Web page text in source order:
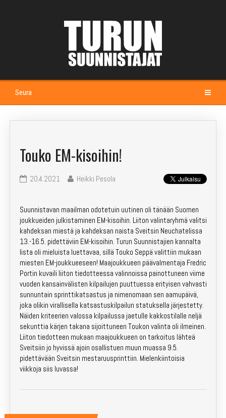
Seura
Etusivu
Seuramaja Alppila
Emit-vuokraus
Kartat
Kotisivuarkisto
Laskutus
Yhteystiedot
Liity jäseneksi!
Touko EM-kisoihin!
20.4.2021 Heikki Pesola
Suunnistavan maailman odotetuin uutinen oli tänään Suomen
joukkueiden julkistaminen EM-kisoihin. Liiton valintaryhmä valitsi
kahdeksan miestä ja kahdeksan naista Sveitsin Neuchatelissa
13.-16.5. pidettäviin EM-kisoihin. Turun Suunnistajien kannalta
lista oli mieluista luettavaa, sillä Touko Seppä valittiin mukaan
miesten EM-joukkueeseen! Maajoukkueen päävalmentaja Fredric
Portin kuvaili liiton tiedotteessa valinnoissa painottuneen viime
vuoden kansainvälisten kilpailujen puuttuessa erityisen vahvasti
sunnuntain sprinttikatsastus ja nimenomaan sen aamupäivä,
joka olikin virallisella katsastuskilpailun statuksella järjestetty.
Näiden kriteerien valossa kilpailussa jaetulle kakkostilalle neljä
sekunttia kärjen takana sijoittuneen Toukon valinta oli ilmeinen.
Liiton tiedotteen mukaan maajoukkueen on tarkoitus lähteä
Sveitsiin jo hyvissä ajoin osallistuen muun muassa 9.5.
pidettävään Sveitsin mestaruusprinttiin. Mielenkiintoisia
viikkoja siis luvassa!